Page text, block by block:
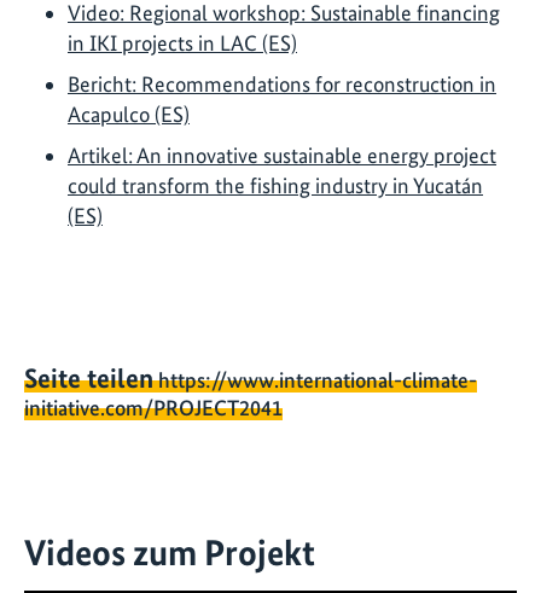
Video: Regional workshop: Sustainable financing
in IKI projects in LAC (ES)
Bericht: Recommendations for reconstruction in
Acapulco (ES)
Artikel: An innovative sustainable energy project
could transform the fishing industry in Yucatán
(ES)
Seite teilenhttps://www.international-climate-
initiative.com/PROJECT2041
Videos zum Projekt